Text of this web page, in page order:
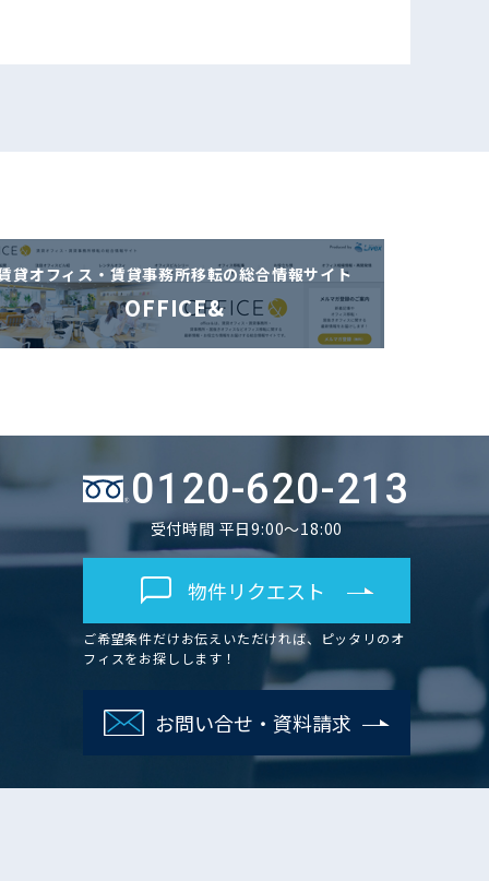
貸オフィス・賃貸事務所移転の総合情報サイト
OFFICE&
0120-620-213
受付時間 平日9:00～18:00
物件リクエスト
ご希望条件だけお伝えいただければ、ピッタリのオ
フィスをお探しします！
お問い合せ・資料請求